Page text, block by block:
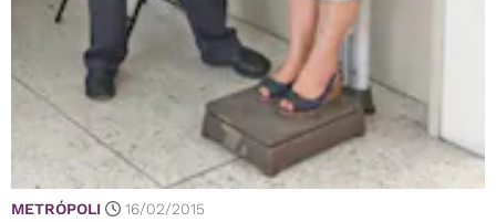
METRÓPOLI 16/02/2015